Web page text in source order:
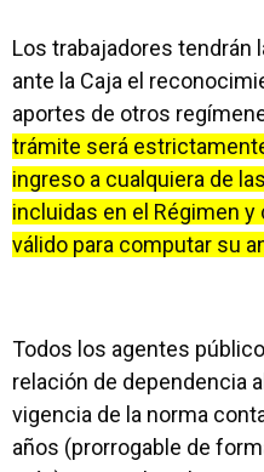
Los trabajadores tendrán
ante la Caja el
aportes de otros
trámite será
ingreso a cualquiera de
incluidas en el Régimen
válido para computar su
Todos los agentes
relación de dependencia
vigencia de la norma
años (prorrogable de